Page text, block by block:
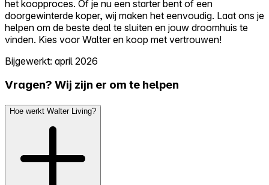
het koopproces. Of je nu een starter bent of een
doorgewinterde koper, wij maken het eenvoudig. Laat ons je
helpen om de beste deal te sluiten en jouw droomhuis te
vinden. Kies voor Walter en koop met vertrouwen!
Bijgewerkt: april 2026
Vragen? Wij zijn er om te helpen
Hoe werkt Walter Living?